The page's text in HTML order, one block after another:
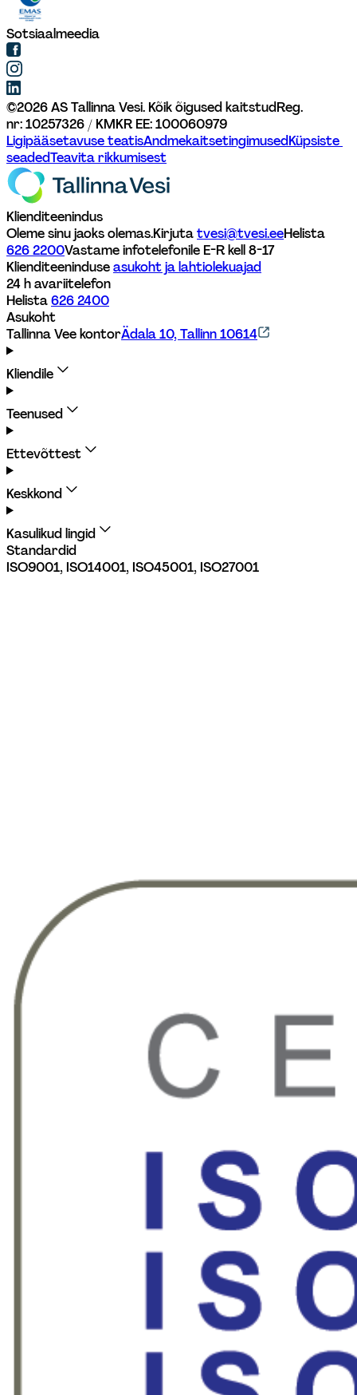
Sotsiaalmeedia
©2026AS Tallinna Vesi. Kõik õigused kaitstudReg.
nr: 10257326 / KMKR EE: 100060979
Ligipääsetavuse teatisAndmekaitsetingimusedKüpsiste
seadedTeavita rikkumisest
Klienditeenindus
Oleme sinu jaoks olemas.Kirjuta tvesi@tvesi.eeHelista
626 2200Vastame infotelefonile E-R kell 8-17
Klienditeeninduse asukoht ja lahtiolekuajad
24 h avariitelefon
Helista 626 2400
Asukoht
Tallinna Vee kontorÄdala 10, Tallinn 10614
Kliendile
Teenused
Ettevõttest
Keskkond
Kasulikud lingid
Standardid
ISO9001, ISO14001, ISO45001, ISO27001